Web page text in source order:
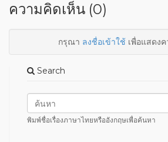
ความคิดเห็น (0)
กรุณา ลงชื่อเข้าใช้เพื่อแสดงค
Search
พิมพ์ชื่อเรื่องภาษาไทยหรืออังกฤษเพื่อค้นหา